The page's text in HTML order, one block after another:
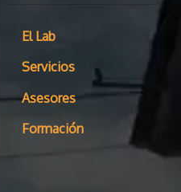
El Lab
Servicios
Asesores
Formación